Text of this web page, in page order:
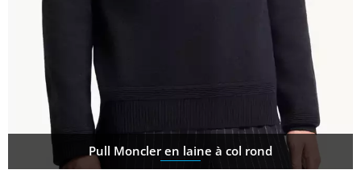
Pull Moncler en laine à col rond